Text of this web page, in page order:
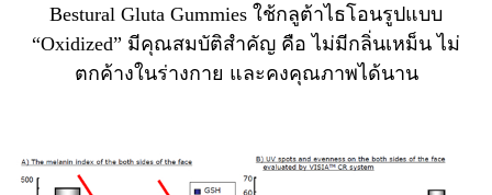
Bestural Gluta Gummies ใช้กลูต้าไธโอนรูปแบบ
“Oxidized” มีคุณสมบัติสำคัญ คือ ไม่มีกลิ่นเหม็น ไม่
ตกค้างในร่างกาย และคงคุณภาพได้นาน